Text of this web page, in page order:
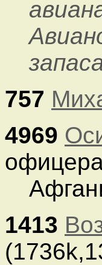
757
4969
1413